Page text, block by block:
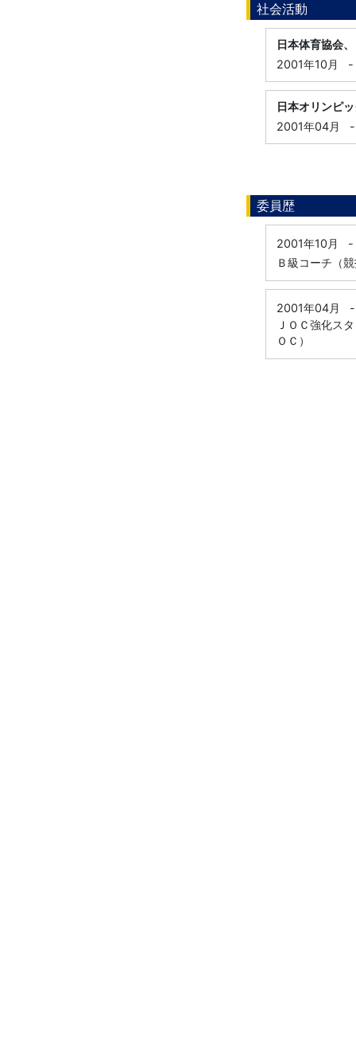
社会活動
日本体育協会
2001年10月
-
日本オリンピ
2001年04月
-
委員歴
2001年10月
-
Ｂ級コーチ（
2001年04月
-
ＪＯＣ強化ス
ＯＣ）